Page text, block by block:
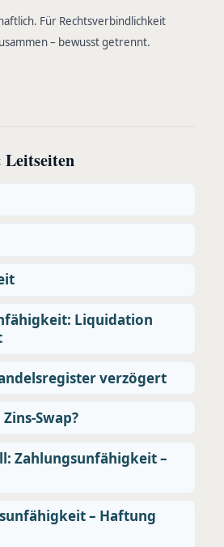
Für Rechtsverbindlichkeit
– bewusst getrennt.
Leitseiten
Liquidation
verzögert
Swap?
Zahlungsunfähigkeit –
– Haftung